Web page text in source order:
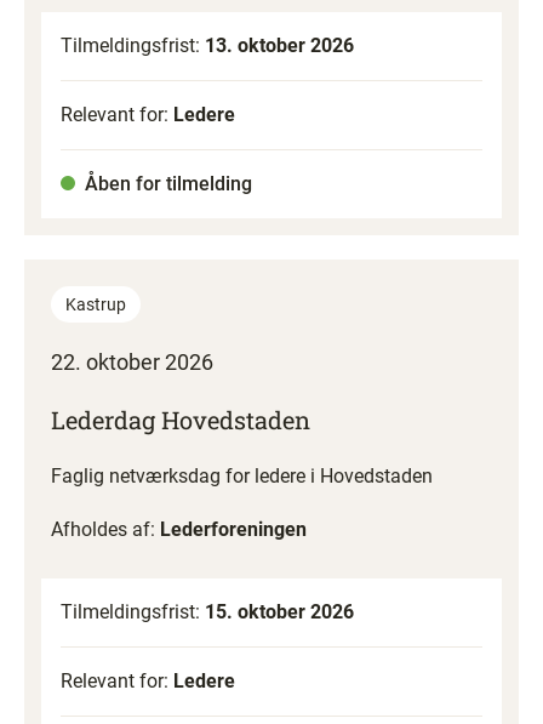
Tilmeldingsfrist: 13. oktober 2026
Relevant for: Ledere
Åben for tilmelding
Kastrup
22. oktober 2026
Lederdag Hovedstaden
Faglig netværksdag for ledere i Hovedstaden
Afholdes af: Lederforeningen
Tilmeldingsfrist: 15. oktober 2026
Relevant for: Ledere